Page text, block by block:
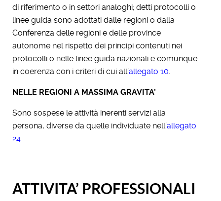
di riferimento o in settori analoghi; detti protocolli o
linee guida sono adottati dalle regioni o dalla
Conferenza delle regioni e delle province
autonome nel rispetto dei principi contenuti nei
protocolli o nelle linee guida nazionali e comunque
in coerenza con i criteri di cui all’allegato 10.
NELLE REGIONI A MASSIMA GRAVITA’
Sono sospese le attività inerenti servizi alla
persona, diverse da quelle individuate nell’allegato
24.
ATTIVITA’ PROFESSIONALI